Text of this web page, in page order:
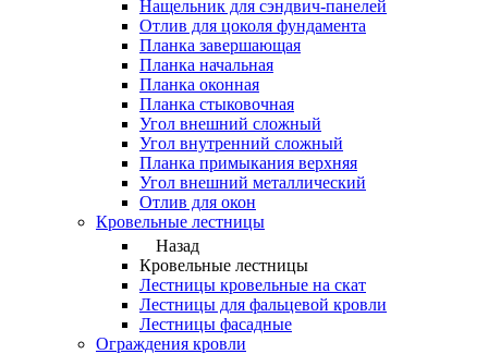
Нащельник для сэндвич-панелей
Отлив для цоколя фундамента
Планка завершающая
Планка начальная
Планка оконная
Планка стыковочная
Угол внешний сложный
Угол внутренний сложный
Планка примыкания верхняя
Угол внешний металлический
Отлив для окон
Кровельные лестницы
Назад
Кровельные лестницы
Лестницы кровельные на скат
Лестницы для фальцевой кровли
Лестницы фасадные
Ограждения кровли